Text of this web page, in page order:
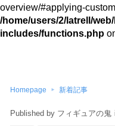
overview/#applying-
/home/users/2/latrell/
includes/functions.php
Homepage 新着記事
フィギュアの鬼